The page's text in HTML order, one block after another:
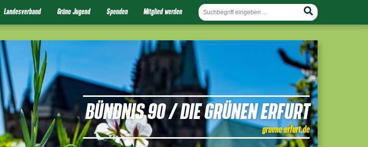
Landesverband Grüne Jugend Spenden Mitglied werden
BÜNDNIS 90 / DIE GRÜNEN ERFURT
gruene-erfurt.de